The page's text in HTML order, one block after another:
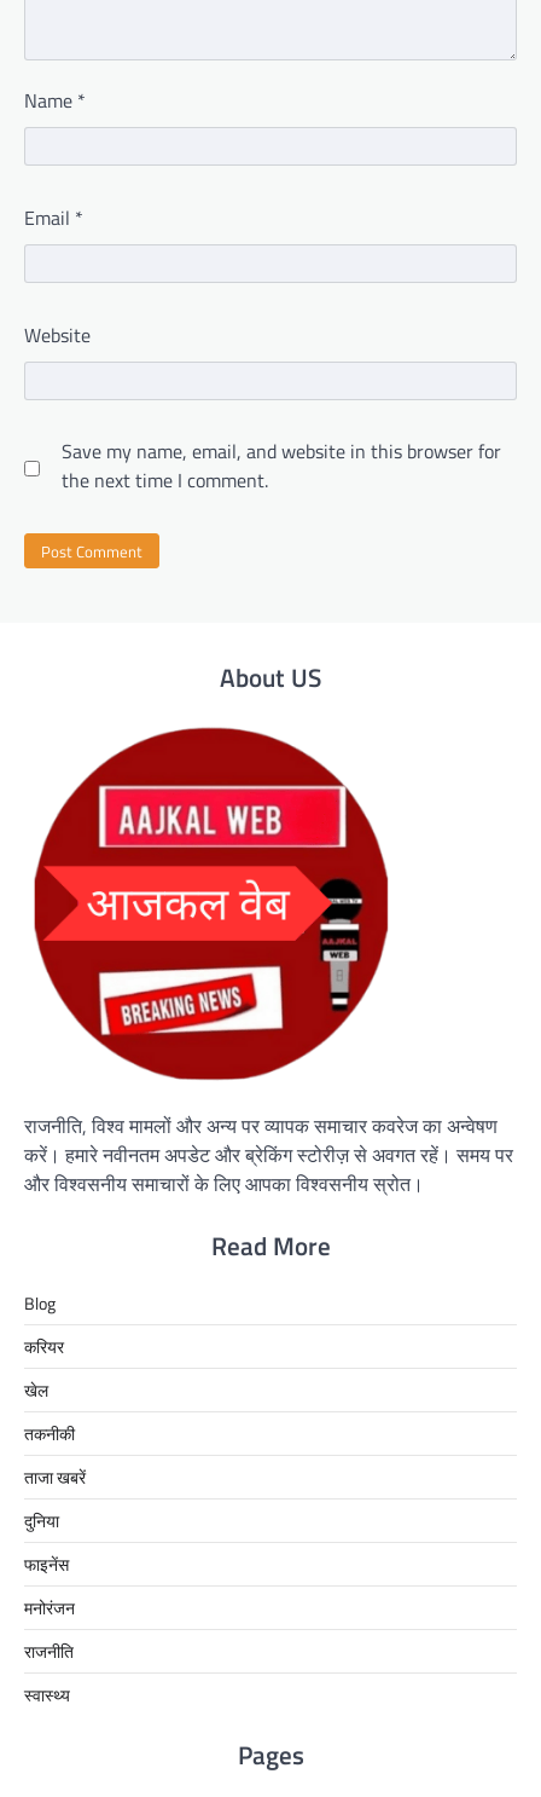
Name *
Email *
Website
Save my name, email, and website in this browser for
the next time I comment.
About US
राजनीति, विश्व मामलों और अन्य पर व्यापक समाचार कवरेज का अन्वेषण
करें। हमारे नवीनतम अपडेट और ब्रेकिंग स्टोरीज़ से अवगत रहें। समय पर
और विश्वसनीय समाचारों के लिए आपका विश्वसनीय स्रोत।
Read More
Blog
करियर
खेल
तकनीकी
ताजा खबरें
दुनिया
फाइनेंस
मनोरंजन
राजनीति
स्वास्थ्य
Pages